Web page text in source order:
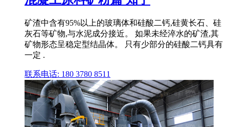
矿渣中含有95%以上的玻璃体和硅酸二钙,硅黄长石、硅
灰石等矿物,与水泥成分接近。 如果未经淬水的矿渣,其
矿物形态呈稳定型结晶体。 只有少部分的硅酸二钙具有
一定 .
联系电话: 180 3780 8511